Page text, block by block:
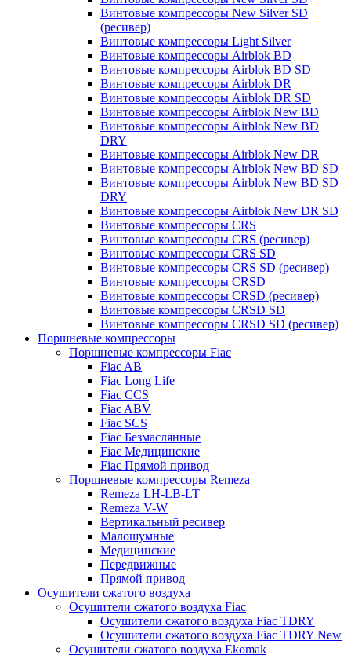
Винтовые компрессоры New Silver SD
(ресивер)
Винтовые компрессоры Light Silver
Винтовые компрессоры Airblok BD
Винтовые компрессоры Airblok BD SD
Винтовые компрессоры Airblok DR
Винтовые компрессоры Airblok DR SD
Винтовые компрессоры Airblok New BD
Винтовые компрессоры Airblok New BD
DRY
Винтовые компрессоры Airblok New DR
Винтовые компрессоры Airblok New BD SD
Винтовые компрессоры Airblok New BD SD
DRY
Винтовые компрессоры Airblok New DR SD
Винтовые компрессоры CRS
Винтовые компрессоры CRS (ресивер)
Винтовые компрессоры CRS SD
Винтовые компрессоры CRS SD (ресивер)
Винтовые компрессоры CRSD
Винтовые компрессоры CRSD (ресивер)
Винтовые компрессоры CRSD SD
Винтовые компрессоры CRSD SD (ресивер)
Поршневые компрессоры
Поршневые компрессоры Fiac
Fiac AB
Fiac Long Life
Fiac CCS
Fiac ABV
Fiac SCS
Fiac Безмаслянные
Fiac Медицинские
Fiac Прямой привод
Поршневые компрессоры Remeza
Remeza LH-LB-LT
Remeza V-W
Вертикальный ресивер
Малошумные
Медицинские
Передвижные
Прямой привод
Осушители сжатого воздуха
Осушители сжатого воздуха Fiac
Осушители сжатого воздуха Fiac TDRY
Осушители сжатого воздуха Fiac TDRY New
Осушители сжатого воздуха Ekomak